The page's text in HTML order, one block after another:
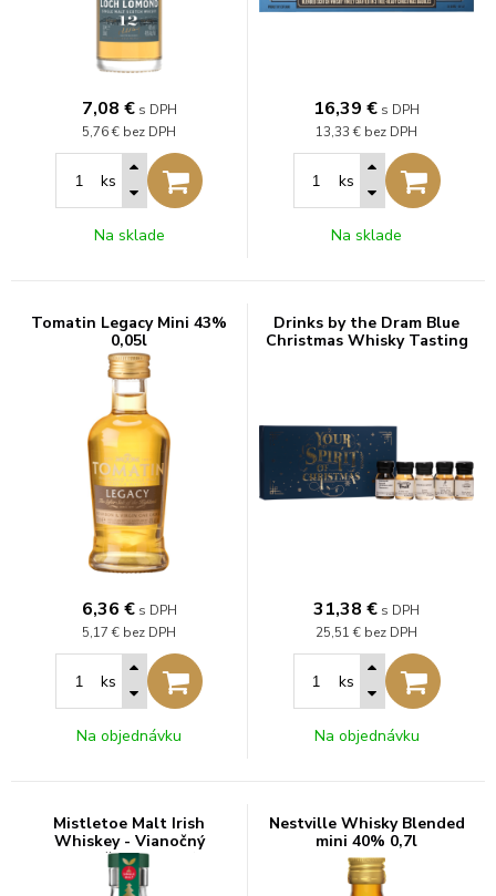
7,08 € s DPH
5,76 € bez DPH
ks
Na sklade
16,39 € s DPH
13,33 € bez DPH
ks
Na sklade
Tomatin Legacy Mini 43%
0,05l
6,36 € s DPH
5,17 € bez DPH
ks
Na objednávku
Drinks by the Dram Blue
Christmas Whisky Tasting
31,38 € s DPH
25,51 € bez DPH
ks
Na objednávku
Mistletoe Malt Irish
Whiskey - Vianočný
stromček 0,2l 40%
Nestville Whisky Blended
mini 40% 0,7l